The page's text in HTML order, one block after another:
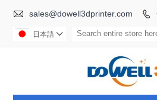
 sales@dowell3dprinter.com 
日本語 